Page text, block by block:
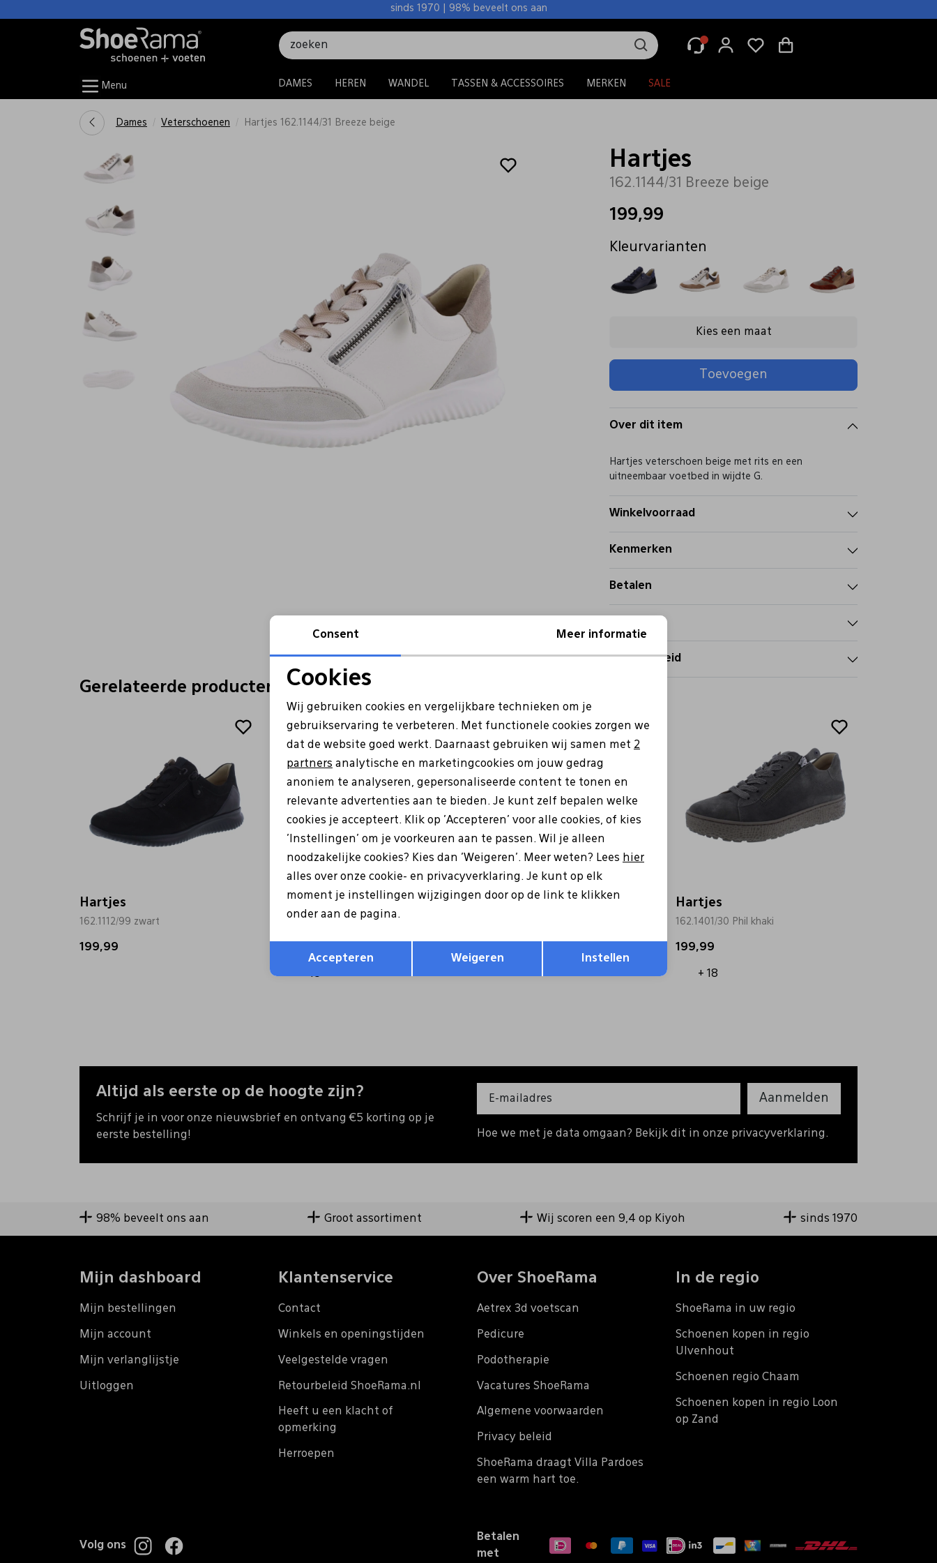
sinds 1970 | 98% beveelt ons aan
Menu DAMES HEREN WANDEL TASSEN & ACCESSOIRES MERKEN SALE
Dames Veterschoenen Hartjes 162.1144/31 Breeze beige
Hartjes
162.1144/31 Breeze beige
199,99
Kleurvarianten
Kies een maat
Toevoegen
Over dit item
Hartjes veterschoen beige met rits en een
uitneembaar voetbed in wijdte G.
Winkelvoorraad
Kenmerken
Betalen
Retourbeleid
Gerelateerde producten
Hartjes
162.1112/99 zwart
199,99
Hartjes
162.1401/30 cognac
+ 18
Hartjes Hartjes
162.1401/30 Phil khaki
199,99
+ 18
Altijd als eerste op de hoogte zijn?
Schrijf je in voor onze nieuwsbrief en ontvang €5 korting op je
eerste bestelling!
Aanmelden
Hoe we met je data omgaan? Bekijk dit in onze privacyverklaring.
98% beveelt ons aan Groot assortiment Wij scoren een 9,4 op Kiyoh sinds 1970
Mijn dashboard
Mijn bestellingen
Mijn account
Mijn verlanglijstje
Uitloggen
Klantenservice
Contact
Winkels en openingstijden
Veelgestelde vragen
Retourbeleid ShoeRama.nl
Heeft u een klacht of
opmerking
Herroepen
Over ShoeRama
Aetrex 3d voetscan
Pedicure
Podotherapie
Vacatures ShoeRama
Algemene voorwaarden
Privacy beleid
ShoeRama draagt Villa Pardoes
een warm hart toe.
In de regio
ShoeRama in uw regio
Schoenen kopen in regio
Ulvenhout
Schoenen regio Chaam
Schoenen kopen in regio Loon
op Zand
Volg ons
Betalen
met
Noodzakelijke cookies
Analytische cookies Marketing cookies
Terug Opslaan
Consent Meer informatie
Cookies
Wij gebruiken cookies en vergelijkbare technieken om je
gebruikservaring te verbeteren. Met functionele cookies zorgen we
dat de website goed werkt. Daarnaast gebruiken wij samen met 2
partners analytische en marketingcookies om jouw gedrag
anoniem te analyseren, gepersonaliseerde content te tonen en
relevante advertenties aan te bieden. Je kunt zelf bepalen welke
cookies je accepteert. Klik op 'Accepteren' voor alle cookies, of kies
'Instellingen' om je voorkeuren aan te passen. Wil je alleen
noodzakelijke cookies? Kies dan 'Weigeren'. Meer weten? Lees hier
alles over onze cookie- en privacyverklaring. Je kunt op elk
moment je instellingen wijzigingen door op de link te klikken
onder aan de pagina.
Accepteren Weigeren Instellen